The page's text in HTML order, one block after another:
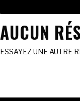
AUCUN
ESSAYEZ UNE AUTRE